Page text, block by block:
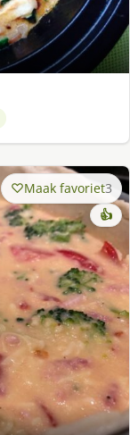
Maak favoriet3
👍